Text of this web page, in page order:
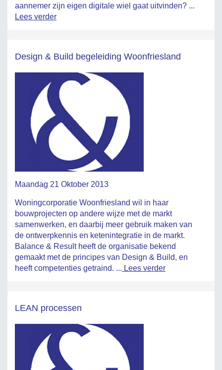
aannemer zijn eigen digitale wiel gaat uitvinden? ...
Lees verder
Design & Build begeleiding Woonfriesland
Maandag 21 Oktober 2013
Woningcorporatie Woonfriesland wil in haar
bouwprojecten op andere wijze met de markt
samenwerken, en daarbij meer gebruik maken van
de ontwerpkennis en ketenintegratie in de markt.
Balance & Result heeft de organisatie bekend
gemaakt met de principes van Design & Build, en
heeft competenties getraind. ... Lees verder
LEAN processen